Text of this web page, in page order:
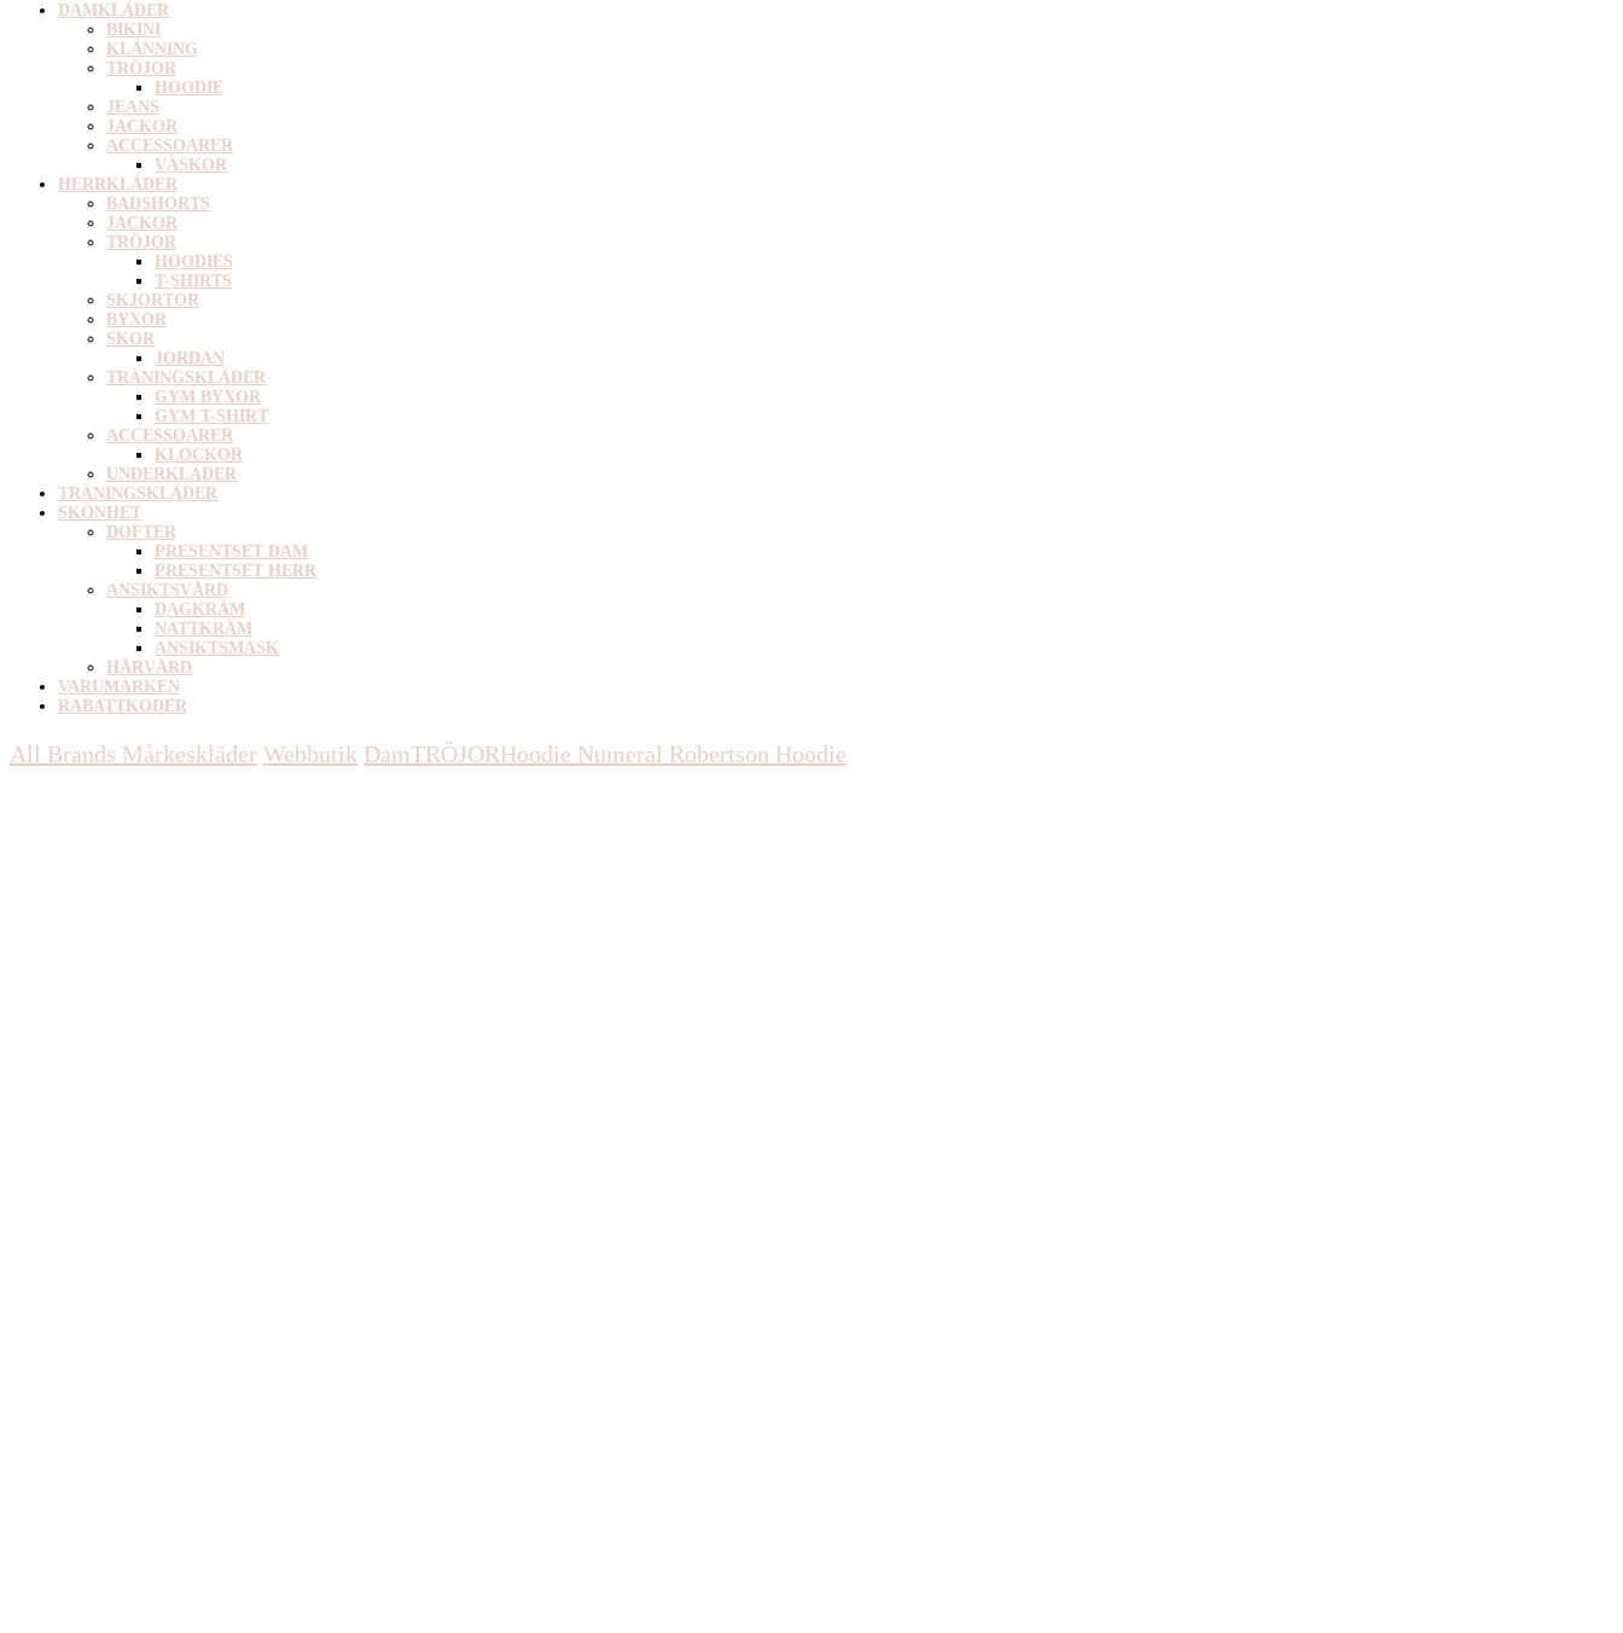
DAMKLÄDER
BIKINI
KLÄNNING
TRÖJOR
HOODIE
JEANS
JACKOR
ACCESSOARER
VÄSKOR
HERRKLÄDER
BADSHORTS
JACKOR
TRÖJOR
HOODIES
T-SHIRTS
SKJORTOR
BYXOR
SKOR
JORDAN
TRÄNINGSKLÄDER
GYM BYXOR
GYM T-SHIRT
ACCESSOARER
KLOCKOR
UNDERKLÄDER
TRÄNINGSKLÄDER
SKÖNHET
DOFTER
PRESENTSET DAM
PRESENTSET HERR
ANSIKTSVÅRD
DAGKRÄM
NATTKRÄM
ANSIKTSMASK
HÅRVÅRD
VARUMÄRKEN
RABATTKODER
All Brands Mårkeskläder Webbutik DamTRÖJORHoodie Numeral Robertson Hoodie